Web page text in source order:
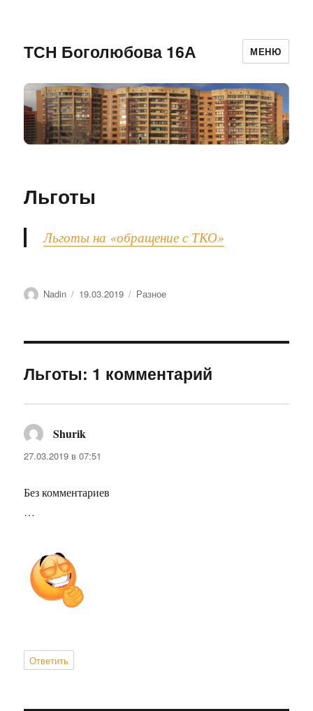
ТСН Боголюбова 16А МЕНЮ
Льготы
Льготы на «обращение с ТКО»
Автор
Nadin Опубликовано
19.03.2019 Рубрики
Разное
Льготы: 1 комментарий
Shurik
27.03.2019 в 07:51
Без комментариев
…
Ответить